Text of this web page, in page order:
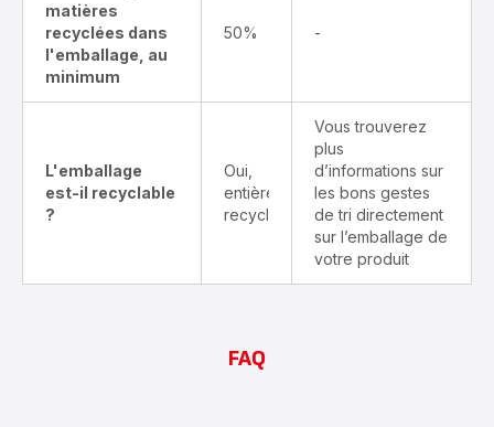
matières
recyclées dans
l'emballage, au
minimum
50% -
L'emballage
est-il recyclable
?
Oui,
entièrement
recyclable
Vous trouverez
plus
d’informations sur
les bons gestes
de tri directement
sur l’emballage de
votre produit
FAQ